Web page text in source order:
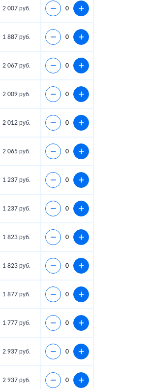
2 007 руб.
1 887 руб.
2 067 руб.
2 009 руб.
2 012 руб.
2 065 руб.
1 237 руб.
1 237 руб.
1 823 руб.
1 823 руб.
1 877 руб.
1 777 руб.
2 937 руб.
2 937 руб.